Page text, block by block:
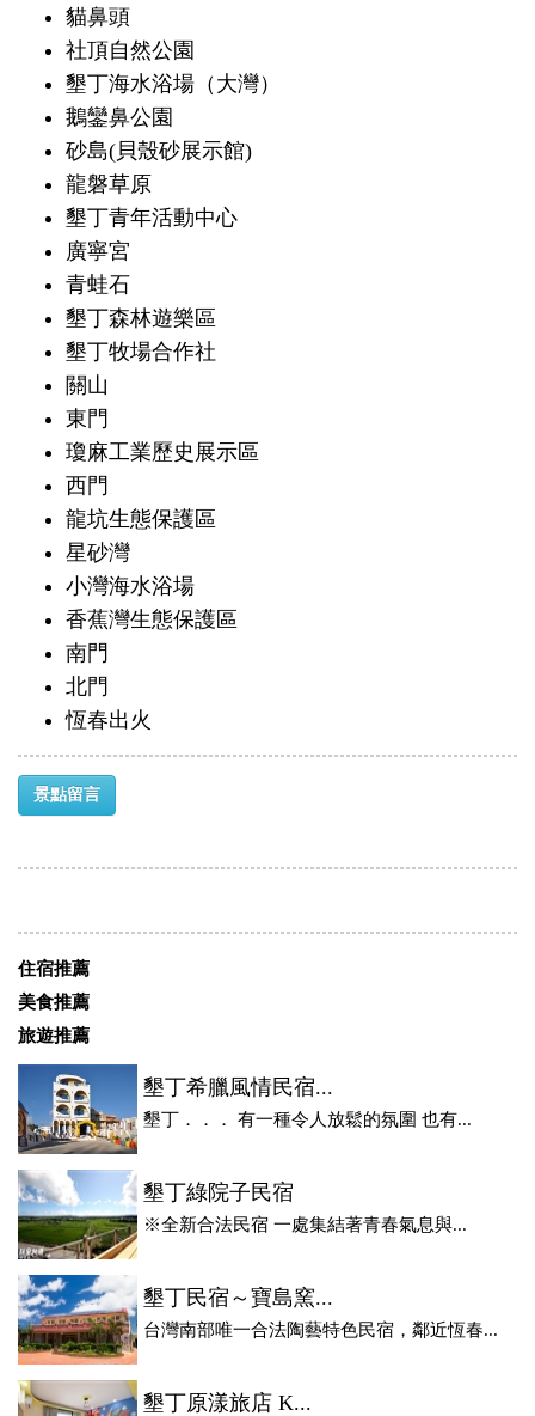
貓鼻頭
社頂自然公園
墾丁海水浴場（大灣）
鵝鑾鼻公園
砂島(貝殼砂展示館)
龍磐草原
墾丁青年活動中心
廣寧宮
青蛙石
墾丁森林遊樂區
墾丁牧場合作社
關山
東門
瓊麻工業歷史展示區
西門
龍坑生態保護區
星砂灣
小灣海水浴場
香蕉灣生態保護區
南門
北門
恆春出火
景點留言
住宿推薦
美食推薦
旅遊推薦
墾丁希臘風情民宿...
墾丁．．． 有一種令人放鬆的氛圍 也有...
墾丁綠院子民宿
※全新合法民宿 一處集結著青春氣息與...
墾丁民宿～寶島窯...
台灣南部唯一合法陶藝特色民宿，鄰近恆春...
墾丁原漾旅店 K...